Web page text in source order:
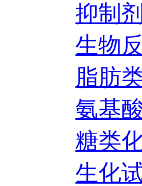
抑制剂
生物
脂肪
氨基
糖类
生化